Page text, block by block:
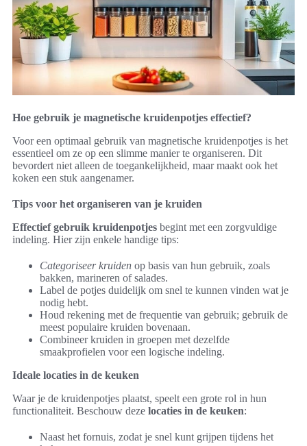
Hoe gebruik je magnetische kruidenpotjes effectief?
Voor een optimaal gebruik van magnetische kruidenpotjes is het
essentieel om ze op een slimme manier te organiseren. Dit
bevordert niet alleen de toegankelijkheid, maar maakt ook het
koken een stuk aangenamer.
Tips voor het organiseren van je kruiden
Effectief gebruik kruidenpotjes begint met een zorgvuldige
indeling. Hier zijn enkele handige tips:
Categoriseer kruiden op basis van hun gebruik, zoals
bakken, marineren of salades.
Label de potjes duidelijk om snel te kunnen vinden wat je
nodig hebt.
Houd rekening met de frequentie van gebruik; gebruik de
meest populaire kruiden bovenaan.
Combineer kruiden in groepen met dezelfde
smaakprofielen voor een logische indeling.
Ideale locaties in de keuken
Waar je de kruidenpotjes plaatst, speelt een grote rol in hun
functionaliteit. Beschouw deze locaties in de keuken:
Naast het fornuis, zodat je snel kunt grijpen tijdens het